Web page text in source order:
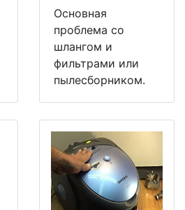
Основная
проблема со
шлангом и
фильтрами или
пылесборником.